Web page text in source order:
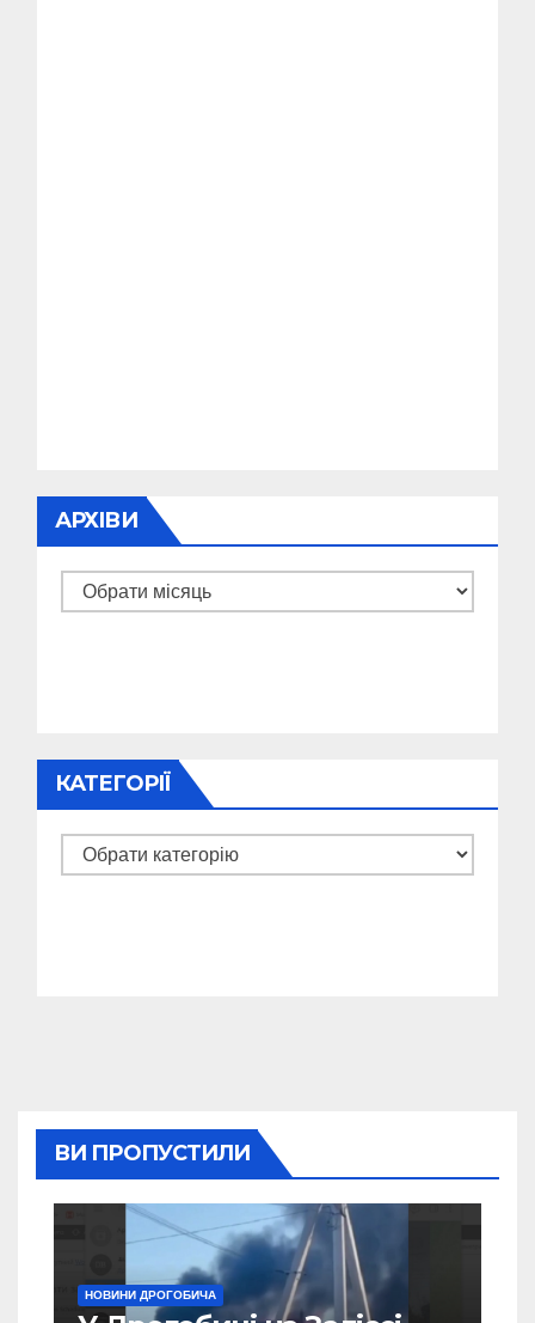
АРХІВИ
Архіви
КАТЕГОРІЇ
Категорії
ВИ ПРОПУСТИЛИ
НОВИНИ ДРОГОБИЧА